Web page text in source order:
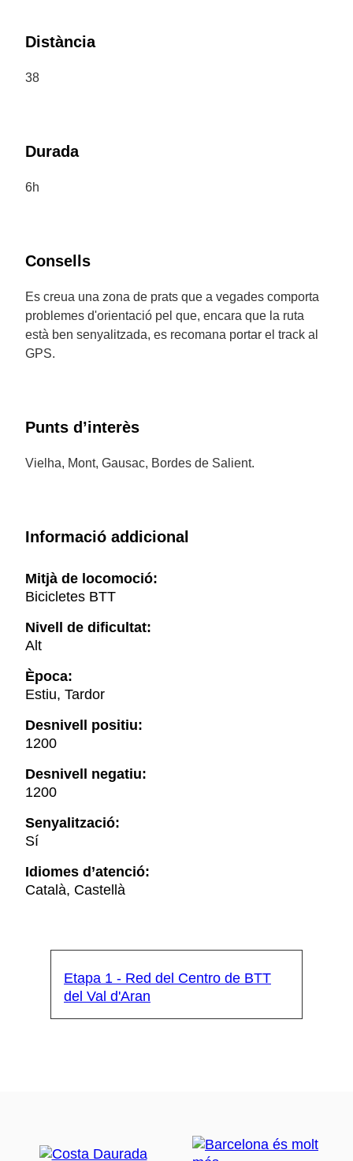
Distància
38
Durada
6h
Consells
Es creua una zona de prats que a vegades comporta
problemes d'orientació pel que, encara que la ruta
està ben senyalitzada, es recomana portar el track al
GPS.
Punts d’interès
Vielha, Mont, Gausac, Bordes de Salient.
Informació addicional
Mitjà de locomoció:
Bicicletes BTT
Nivell de dificultat:
Alt
Època:
Estiu, Tardor
Desnivell positiu:
1200
Desnivell negatiu:
1200
Senyalització:
Sí
Idiomes d’atenció:
Català, Castellà
Etapa 1 - Red del Centro de BTT
del Val d'Aran